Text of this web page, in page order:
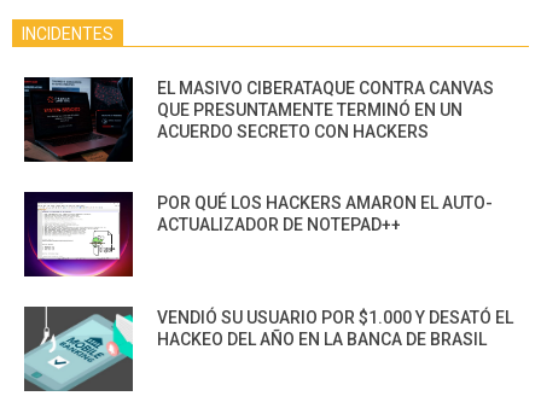
INCIDENTES
EL MASIVO CIBERATAQUE CONTRA CANVAS
QUE PRESUNTAMENTE TERMINÓ EN UN
ACUERDO SECRETO CON HACKERS
POR QUÉ LOS HACKERS AMARON EL AUTO-
ACTUALIZADOR DE NOTEPAD++
VENDIÓ SU USUARIO POR $1.000 Y DESATÓ EL
HACKEO DEL AÑO EN LA BANCA DE BRASIL